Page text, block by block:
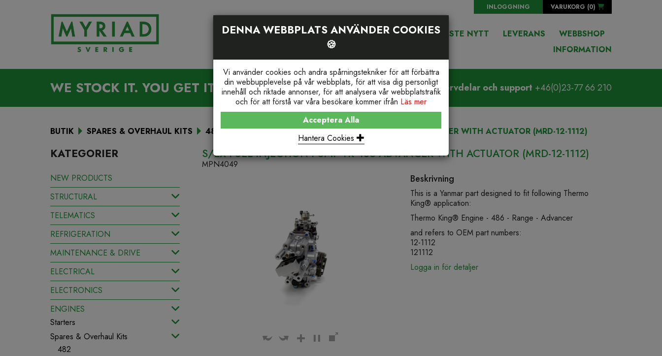
INLOGGNING VARUKORG (0)
PRODUKTSÖKNING HEM OM OSS SENASTE NYTT LEVERANS
WEBBSHOP
INFORMATION
WE STOCK IT. YOU GET IT. Reservdelar och support +46(0)23-77 66 210
BUTIK SPARES & OVERHAUL KITS 486V TIER II S/EX FUEL INJECTION PUMP TK 486 ADVANCER WITH ACTUATOR (MRD-12-1112)
KATEGORIER
NEW PRODUCTS
STRUCTURAL
TELEMATICS
REFRIGERATION
MAINTENANCE & DRIVE
ELECTRICAL
ELECTRONICS
ENGINES
Starters
Spares & Overhaul Kits
482
S/EX FUEL INJECTION PUMP TK 486 ADVANCER WITH ACTUATOR (MRD-12-1112)
MPN4049
Beskrivning
This is a Yanmar part designed to fit following Thermo
King® application:
Thermo King® Engine - 486 - Range - Advancer
and refers to OEM part numbers:
12-1112
121112
Logga in för detaljer
DENNA WEBBPLATS ANVÄNDER COOKIES
🍪
Vi använder cookies och andra spårningstekniker för att förbättra
din webbupplevelse på vår webbplats, för att visa dig personligt
innehåll och riktade annonser, för att analysera vår webbplatstrafik
och för att förstå var våra besökare kommer ifrån Läs mer
Acceptera Alla
Hantera Cookies